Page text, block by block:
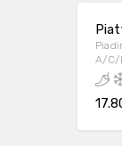
A/C/